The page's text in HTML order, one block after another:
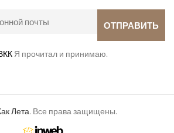
Я прочитал и принимаю.
Лета. Все права защищены.